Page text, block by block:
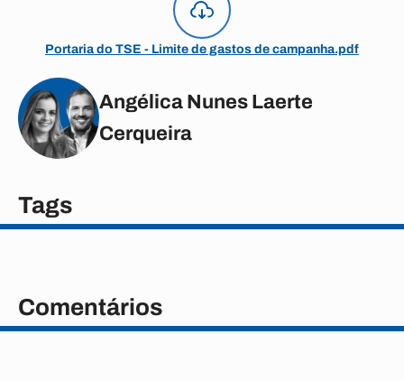
Portaria do TSE - Limite de gastos de campanha.pdf
Angélica Nunes Laerte
Cerqueira
Tags
Comentários